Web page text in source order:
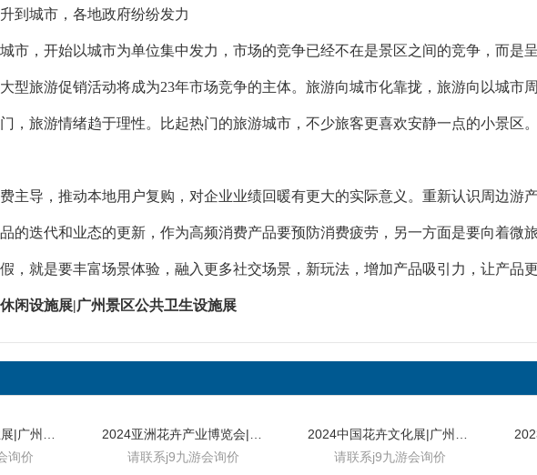
到城市，各地政府纷纷发力
市，开始以城市为单位集中发力，市场的竞争已经不在是景区之间的竞争，而是
型旅游促销活动将成为23年市场竞争的主体。旅游向城市化靠拢，旅游向以城市
，旅游情绪趋于理性。比起热门的旅游城市，不少旅客更喜欢安静一点的小景区。
主导，推动本地用户复购，对企业业绩回暖有更大的实际意义。重新认识周边游
的迭代和业态的更新，作为高频消费产品要预防消费疲劳，另一方面是要向着微
，就是要丰富场景体验，融入更多社交场景，新玩法，增加产品吸引力，让产品更
闲设施展|广州景区公共卫生设施展
询价
请联系j9九游会询价
请联系j9九游会询价